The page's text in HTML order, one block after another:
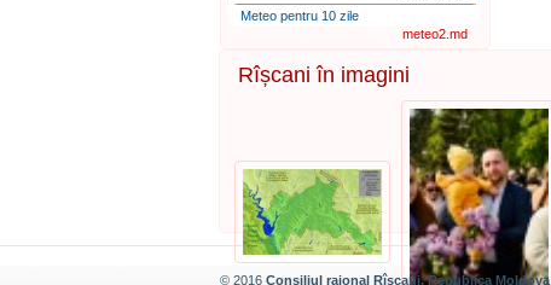
Meteo pentru 10 zile
meteo2.md
Rîșcani în imagini
© 2016 Consiliul raional Rîșcani, Republica Moldova